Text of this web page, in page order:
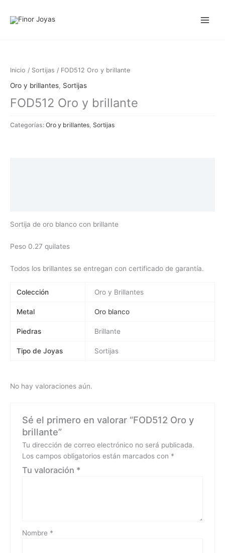
Inicio / Sortijas / FOD512 Oro y brillante
Oro y brillantes, Sortijas
FOD512 Oro y brillante
Categorías: Oro y brillantes Sortijas
Sortija de oro blanco con brillante
Peso 0.27 quilates
Todos los brillantes se entregan con certificado de garantía.
Colección Oro y Brillantes
Metal Oro blanco
Piedras Brillante
Tipo de Joyas Sortijas
No hay valoraciones aún.
Sé el primero en valorar “FOD512 Oro y
brillante”
Tu dirección de correo electrónico no será publicada.
Los campos obligatorios están marcados con *
Tu valoración *
Nombre *